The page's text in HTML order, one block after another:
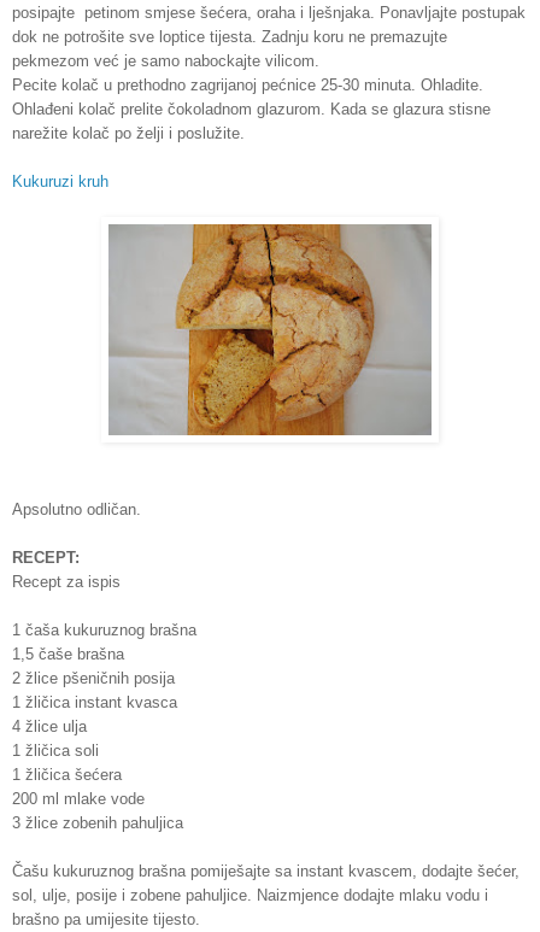
posipajte petinom smjese šećera, oraha i lješnjaka. Ponavljajte postupak
dok ne potrošite sve loptice tijesta. Zadnju koru ne premazujte
pekmezom već je samo nabockajte vilicom.
Pecite kolač u prethodno zagrijanoj pećnice 25-30 minuta. Ohladite.
Ohlađeni kolač prelite čokoladnom glazurom. Kada se glazura stisne
narežite kolač po želji i poslužite.
Kukuruzi kruh
Apsolutno odličan.
RECEPT:
Recept za ispis
1 čaša kukuruznog brašna
1,5 čaše brašna
2 žlice pšeničnih posija
1 žličica instant kvasca
4 žlice ulja
1 žličica soli
1 žličica šećera
200 ml mlake vode
3 žlice zobenih pahuljica
Čašu kukuruznog brašna pomiješajte sa instant kvascem, dodajte šećer,
sol, ulje, posije i zobene pahuljice. Naizmjence dodajte mlaku vodu i
brašno pa umijesite tijesto.